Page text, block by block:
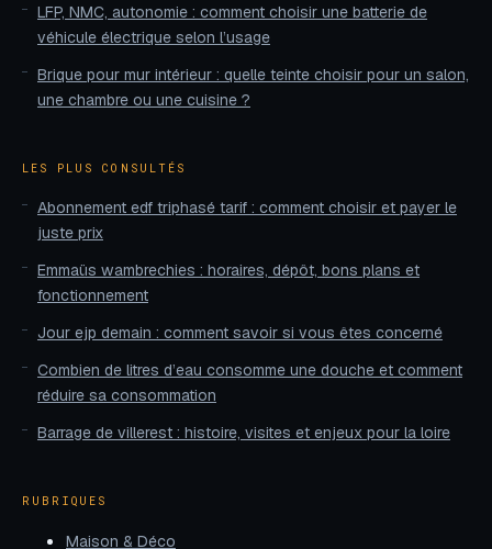
LFP, NMC, autonomie : comment choisir une batterie de
véhicule électrique selon l’usage
Brique pour mur intérieur : quelle teinte choisir pour un salon,
une chambre ou une cuisine ?
LES PLUS CONSULTÉS
Abonnement edf triphasé tarif : comment choisir et payer le
juste prix
Emmaüs wambrechies : horaires, dépôt, bons plans et
fonctionnement
Jour ejp demain : comment savoir si vous êtes concerné
Combien de litres d’eau consomme une douche et comment
réduire sa consommation
Barrage de villerest : histoire, visites et enjeux pour la loire
RUBRIQUES
Maison & Déco